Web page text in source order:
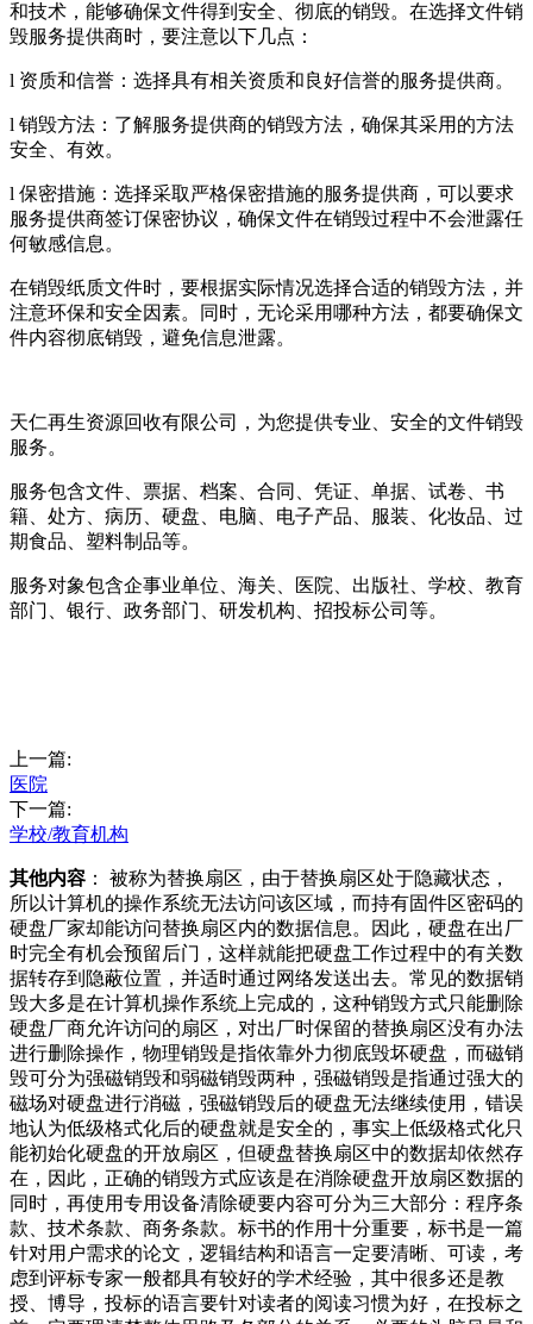
和技术，能够确保文件得到安全、彻底的销毁。在选择文件销
毁服务提供商时，要注意以下几点：
l 资质和信誉：选择具有相关资质和良好信誉的服务提供商。
l 销毁方法：了解服务提供商的销毁方法，确保其采用的方法
安全、有效。
l 保密措施：选择采取严格保密措施的服务提供商，可以要求
服务提供商签订保密协议，确保文件在销毁过程中不会泄露任
何敏感信息。
在销毁纸质文件时，要根据实际情况选择合适的销毁方法，并
注意环保和安全因素。同时，无论采用哪种方法，都要确保文
件内容彻底销毁，避免信息泄露。
天仁再生资源回收有限公司，为您提供专业、安全的文件销毁
服务。
服务包含文件、票据、档案、合同、凭证、单据、试卷、书
籍、处方、病历、硬盘、电脑、电子产品、服装、化妆品、过
期食品、塑料制品等。
服务对象包含企事业单位、海关、医院、出版社、学校、教育
部门、银行、政务部门、研发机构、招投标公司等。
上一篇:
医院
下一篇:
学校/教育机构
其他内容 ： 被称为替换扇区，由于替换扇区处于隐藏状态，
所以计算机的操作系统无法访问该区域，而持有固件区密码的
硬盘厂家却能访问替换扇区内的数据信息。因此，硬盘在出厂
时完全有机会预留后门，这样就能把硬盘工作过程中的有关数
据转存到隐蔽位置，并适时通过网络发送出去。常见的数据销
毁大多是在计算机操作系统上完成的，这种销毁方式只能删除
硬盘厂商允许访问的扇区，对出厂时保留的替换扇区没有办法
进行删除操作，物理销毁是指依靠外力彻底毁坏硬盘，而磁销
毁可分为强磁销毁和弱磁销毁两种，强磁销毁是指通过强大的
磁场对硬盘进行消磁，强磁销毁后的硬盘无法继续使用，错误
地认为低级格式化后的硬盘就是安全的，事实上低级格式化只
能初始化硬盘的开放扇区，但硬盘替换扇区中的数据却依然存
在，因此，正确的销毁方式应该是在消除硬盘开放扇区数据的
同时，再使用专用设备清除硬要内容可分为三大部分：程序条
款、技术条款、商务条款。标书的作用十分重要，标书是一篇
针对用户需求的论文，逻辑结构和语言一定要清晰、可读，考
虑到评标专家一般都具有较好的学术经验，其中很多还是教
授、博导，投标的语言要针对读者的阅读习惯为好，在投标之